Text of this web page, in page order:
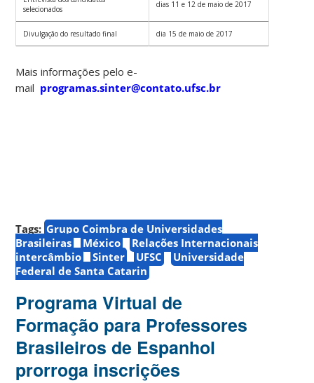
selecionados
dias 11 e 12 de maio de 2017
Divulgação do resultado final dia 15 de maio de 2017
Mais informações pelo e-
mail programas.sinter@contato.ufsc.br
Tags: Grupo Coimbra de Universidades
Brasileiras
México
Relações Internacionais
intercâmbio
Sinter UFSC
Universidade
Federal de Santa Catarin
Programa Virtual de
Formação para Professores
Brasileiros de Espanhol
prorroga inscrições